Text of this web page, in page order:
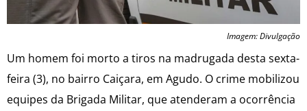
Imagem: Divulgação
Um homem foi morto a tiros na madrugada desta sexta-
feira (3), no bairro Caiçara, em Agudo. O crime mobilizou
equipes da Brigada Militar, que atenderam a ocorrência